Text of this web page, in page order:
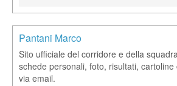
Pantani Marco
Sito ufficiale del corridore e della
schede personali, foto, risultati,
via email.